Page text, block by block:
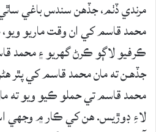
مرندي ڏٺم، جڏھن سندس باغي
محمد قاسم کي ان وقت ماريو ويو،
ڪرفيو لاڳو ڪرڻ گھريو ۽ محمد
جڏھـن ته مان محمد قاسم کي پٿر
محمد قاسم تي حملو ڪيو ويو ته
لاءِ ڊوڙيس. ھن کي ڪار ۾ وجھي